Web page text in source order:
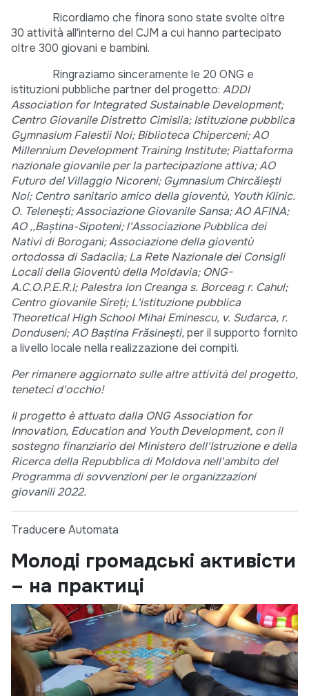
Ricordiamo che finora sono state svolte oltre
30 attività all'interno del CJM a cui hanno partecipato
oltre 300 giovani e bambini.
Ringraziamo sinceramente le 20 ONG e
istituzioni pubbliche partner del progetto: ADDI
Association for Integrated Sustainable Development;
Centro Giovanile Distretto Cimislia; Istituzione pubblica
Gymnasium Falestii Noi; Biblioteca Chiperceni; AO
Millennium Development Training Institute; Piattaforma
nazionale giovanile per la partecipazione attiva; AO
Futuro del Villaggio Nicoreni; Gymnasium Chircăieşti
Noi; Centro sanitario amico della gioventù, Youth Klinic.
O. Teleneşti; Associazione Giovanile Sansa; AO AFINA;
AO ,,Baștina-Sipoteni; l'Associazione Pubblica dei
Nativi di Borogani; Associazione della gioventù
ortodossa di Sadaclia; La Rete Nazionale dei Consigli
Locali della Gioventù della Moldavia; ONG-
A.C.O.P.E.R.I; Palestra Ion Creanga s. Borceag r. Cahul;
Centro giovanile Sireți; L'istituzione pubblica
Theoretical High School Mihai Eminescu, v. Sudarca, r.
Donduseni; AO Baștina Frăsinești,per il supporto fornito
a livello locale nella realizzazione dei compiti.
Per rimanere aggiornato sulle altre attività del progetto,
teneteci d'occhio!
Il progetto è attuato dalla ONG Association for
Innovation, Education and Youth Development, con il
sostegno finanziario del Ministero dell'Istruzione e della
Ricerca della Repubblica di Moldova nell'ambito del
Programma di sovvenzioni per le organizzazioni
giovanili 2022.
Traducere Automata
Молоді громадські активісти
– на практиці